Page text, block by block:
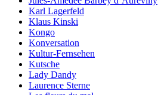
Karl Lagerfeld
Klaus Kinski
Kongo
Konversation
Kultur-Fernsehen
Kutsche
Lady Dandy
Laurence Sterne